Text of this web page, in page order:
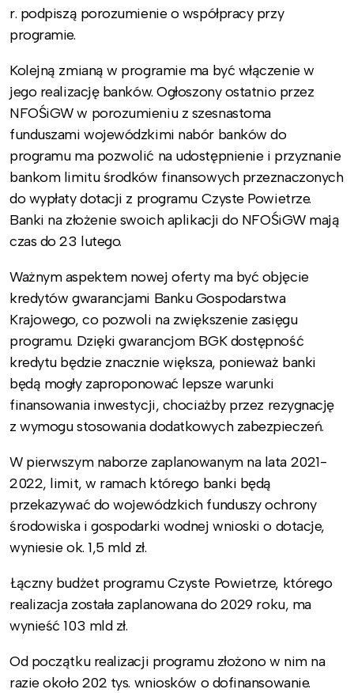
r. podpiszą porozumienie o współpracy przy
programie.
Kolejną zmianą w programie ma być włączenie w
jego realizację banków. Ogłoszony ostatnio przez
NFOŚiGW w porozumieniu z szesnastoma
funduszami wojewódzkimi nabór banków do
programu ma pozwolić na udostępnienie i przyznanie
bankom limitu środków finansowych przeznaczonych
do wypłaty dotacji z programu Czyste Powietrze.
Banki na złożenie swoich aplikacji do NFOŚiGW mają
czas do 23 lutego.
Ważnym aspektem nowej oferty ma być objęcie
kredytów gwarancjami Banku Gospodarstwa
Krajowego, co pozwoli na zwiększenie zasięgu
programu. Dzięki gwarancjom BGK dostępność
kredytu będzie znacznie większa, ponieważ banki
będą mogły zaproponować lepsze warunki
finansowania inwestycji, chociażby przez rezygnację
z wymogu stosowania dodatkowych zabezpieczeń.
W pierwszym naborze zaplanowanym na lata 2021-
2022, limit, w ramach którego banki będą
przekazywać do wojewódzkich funduszy ochrony
środowiska i gospodarki wodnej wnioski o dotacje,
wyniesie ok. 1,5 mld zł.
Łączny budżet programu Czyste Powietrze, którego
realizacja została zaplanowana do 2029 roku, ma
wynieść 103 mld zł.
Od początku realizacji programu złożono w nim na
razie około 202 tys. wniosków o dofinansowanie.